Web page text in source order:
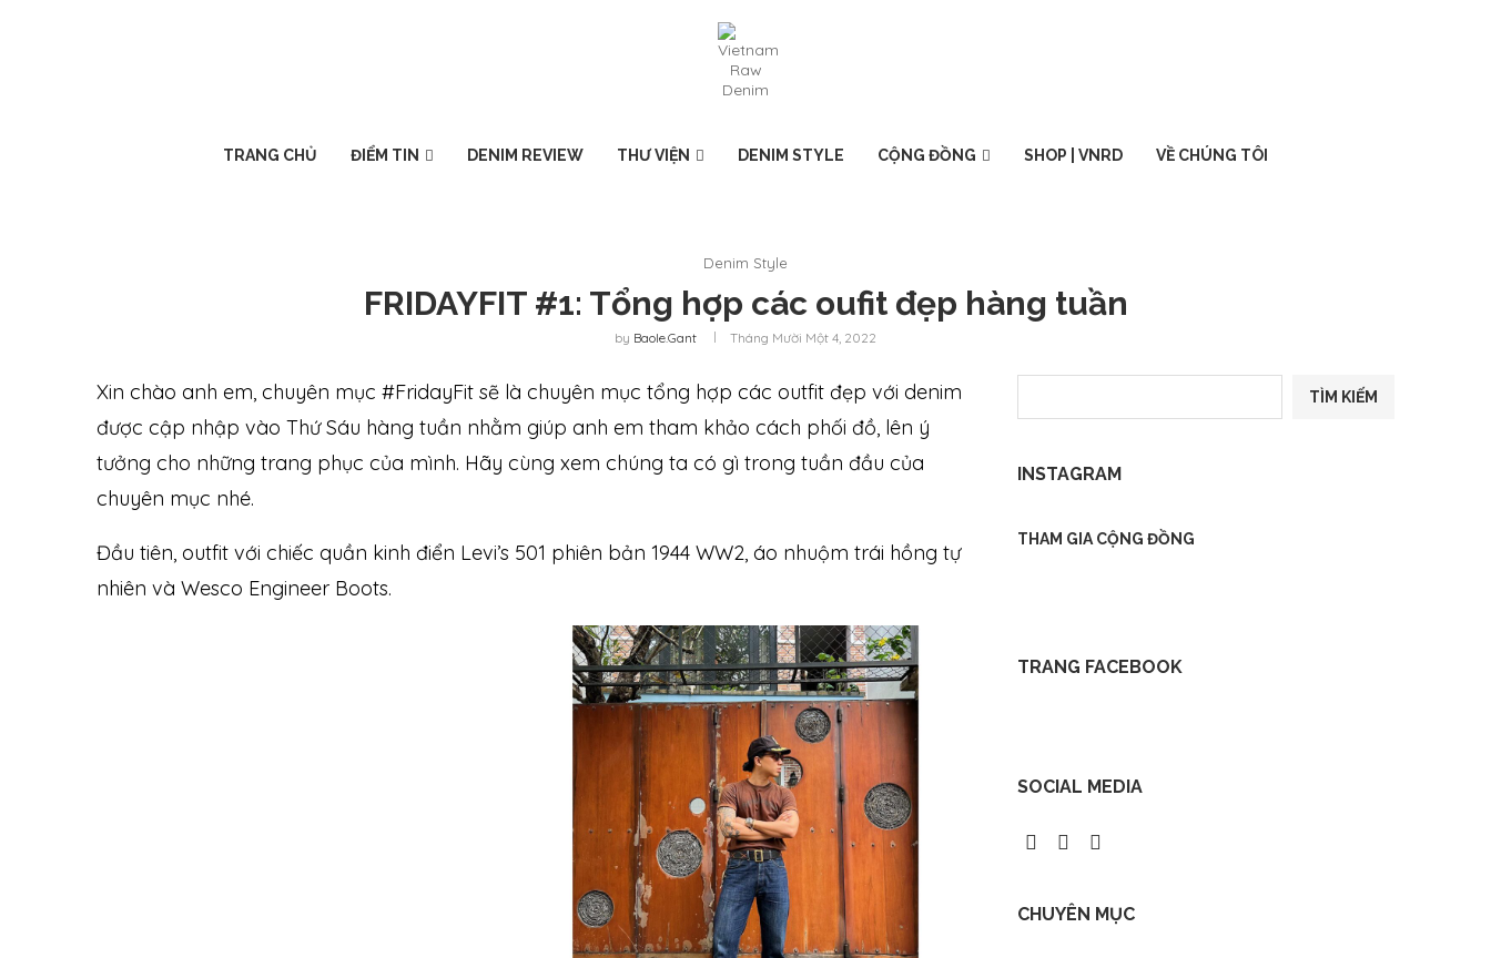
TRANG CHỦ ĐIỂM TIN DENIM REVIEW THƯ VIỆN DENIM STYLE CỘNG ĐỒNG SHOP | VNRD VỀ CHÚNG TÔI
Denim Style
FRIDAYFIT #1: Tổng hợp các oufit đẹp hàng tuần
by Baole.gant Tháng Mười Một 4, 2022
Xin chào anh em, chuyên mục #FridayFit sẽ là chuyên mục tổng hợp các outfit đẹp với denim
được cập nhập vào Thứ Sáu hàng tuần nhằm giúp anh em tham khảo cách phối đồ, lên ý
tưởng cho những trang phục của mình. Hãy cùng xem chúng ta có gì trong tuần đầu của
chuyên mục nhé.
Đầu tiên, outfit với chiếc quần kinh điển Levi’s 501 phiên bản 1944 WW2, áo nhuộm trái hồng tự
nhiên và Wesco Engineer Boots.
TÌM KIẾM
INSTAGRAM
THAM GIA CỘNG ĐỒNG
TRANG FACEBOOK
SOCIAL MEDIA
CHUYÊN MỤC